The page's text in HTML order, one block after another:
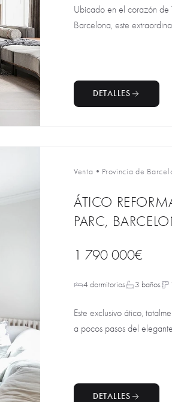
Ubicado en el corazón de
Barcelona, este
DETALLES
Venta • Provincia de
ÁTICO
PARC,
1 790 000€
4 dormitorios 3 baños
Este exclusivo ático,
a pocos pasos del elegante
DETALLES